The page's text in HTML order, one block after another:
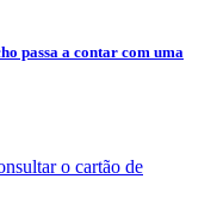
passa a contar com uma